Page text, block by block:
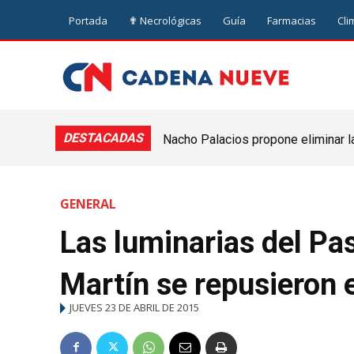
Portada ✟ Necrológicas Guía Farmacias
DESTACADAS
Nacho Palacios propone eliminar
GENERAL
Las luminarias del
Martín se repusieron
JUEVES 23 DE ABRIL DE 2015